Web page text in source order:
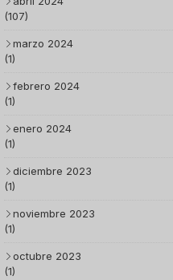
(107)
marzo 2024
(1)
febrero 2024
(1)
enero 2024
(1)
diciembre 2023
(1)
noviembre 2023
(1)
octubre 2023
(1)